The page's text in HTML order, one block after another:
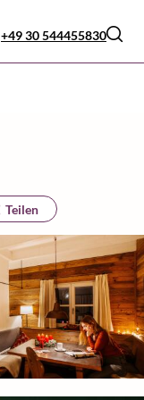
+49 30 544455830
Teilen